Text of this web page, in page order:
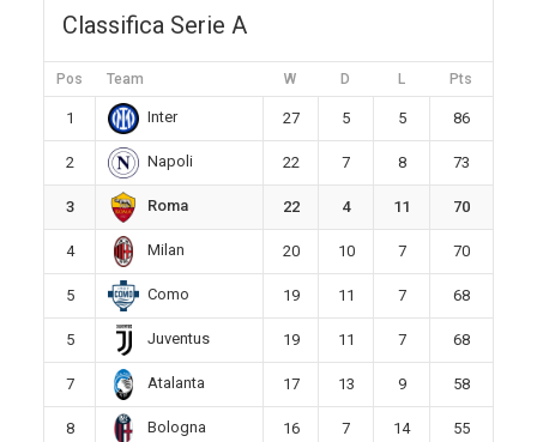
Classifica Serie A
Pos Team W D L Pts
1 Inter 27 5 5 86
2 Napoli 22 7 8 73
3 Roma 22 4 11 70
4 Milan 20 10 7 70
5 Como 19 11 7 68
5 Juventus 19 11 7 68
7 Atalanta 17 13 9 58
8 Bologna 16 7 14 55